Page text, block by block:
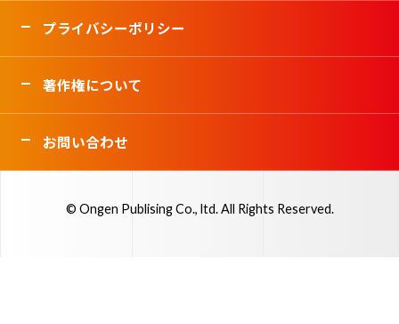
プライバシーポリシー
著作権について
お問い合わせ
© Ongen Publising Co., ltd. All Rights Reserved.